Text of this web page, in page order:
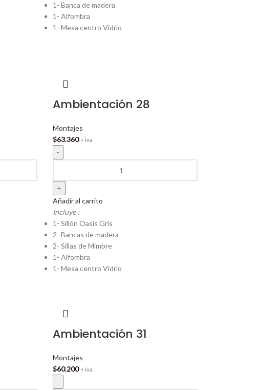
1- Banca de madera
1- Alfombra
1- Mesa centro Vidrio
Ambientación 28
Montajes
$63.360 + iva
Añadir al carrito
Incluye :
1- Sillón Oasis Gris
2- Bancas de madera
2- Sillas de Mimbre
1- Alfombra
1- Mesa centro Vidrio
Ambientación 31
Montajes
$60.200 + iva